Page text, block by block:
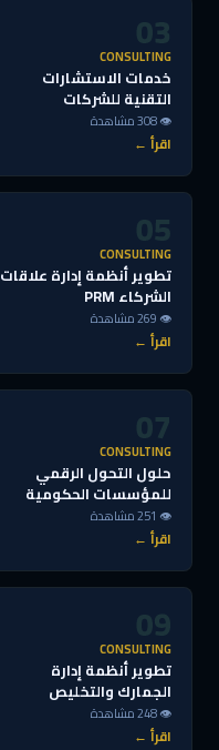
03
CONSULTING
خدمات الاستشارات
التقنية للشركات
👁 308 مشاهدة
اقرأ ←
05
CONSULTING
تطوير أنظمة إدارة علاقات
الشركاء PRM
👁 269 مشاهدة
اقرأ ←
07
CONSULTING
حلول التحول الرقمي
للمؤسسات الحكومية
👁 251 مشاهدة
اقرأ ←
09
CONSULTING
تطوير أنظمة إدارة
الجمارك والتخليص
👁 248 مشاهدة
اقرأ ←